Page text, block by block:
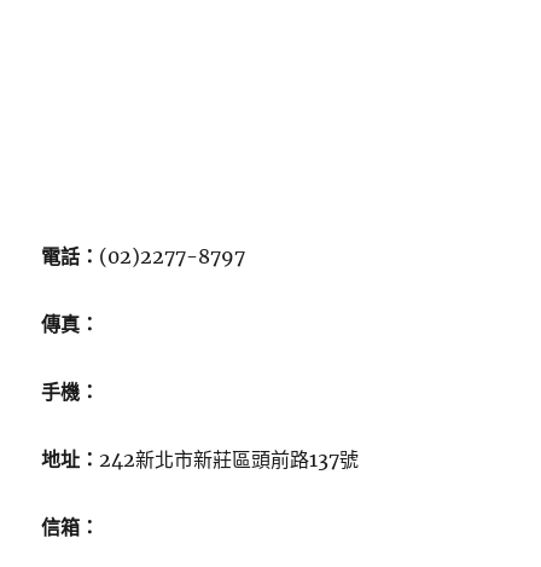
電話： (02)2277-8797
傳真：
手機：
地址： 242新北市新莊區頭前路137號
信箱：